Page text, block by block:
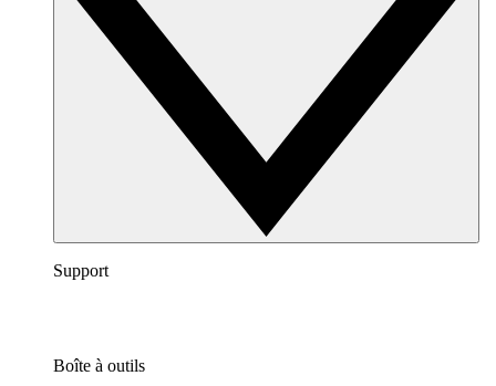
Support
Boîte à outils